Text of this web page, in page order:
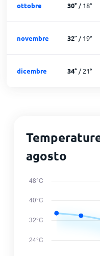
ottobre 30°/18°
novembre 32°/19°
dicembre 34°/21°
agosto